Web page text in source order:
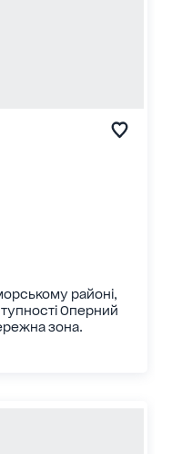
районі,
Оперний
зона.